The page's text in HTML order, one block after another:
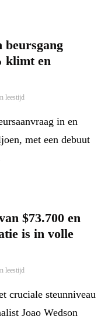
klimt en
leestijd
in en
met een debuut
$73.700 en
is in volle
leestijd
cruciale steunniveau
Joao Wedson